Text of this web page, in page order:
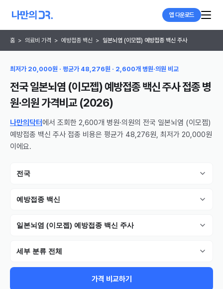
앱 다운로드
홈 > 의료비 가격 > 예방접종 백신 > 일본뇌염 (이모젭) 예방접종 백신 주사
최저가 20,000원 · 평균가 48,276원 · 2,600개 병원·의원 비교
전국 일본뇌염 (이모젭) 예방접종 백신 주사 접종 병
원·의원가격비교 (2026)
나만의닥터 에서 조회한 2,600개 병원·의원의 전국 일본뇌염 (이모젭)
예방접종 백신 주사 접종 비용은 평균가 48,276원, 최저가 20,000원
이에요.
전국
예방접종 백신
일본뇌염 (이모젭) 예방접종 백신 주사
세부 분류 전체
가격 비교하기